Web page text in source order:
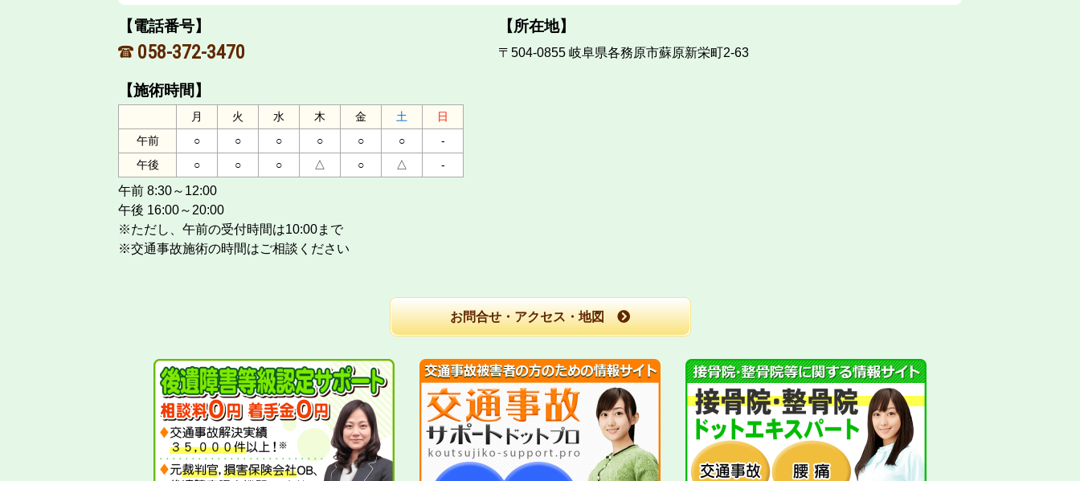
【電話番号】
058-372-3470
【施術時間】
月 火 水 木 金 土
日
午前
○ ○ ○ ○ ○ ○
-
午後
○ ○ ○ △ ○ △ -
午前 8:30～12:00
午後 16:00～20:00
※ただし、午前の受付時間は10:00まで
※交通事故施術の時間はご相談ください
【所在地】
〒504-0855岐阜県各務原市蘇原新栄町2-63
お問合せ・アクセス・地図